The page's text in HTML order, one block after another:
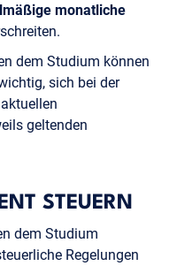
monatliche
dem Studium können
sich bei der
geltenden
STEUERN
dem Studium
Regelungen